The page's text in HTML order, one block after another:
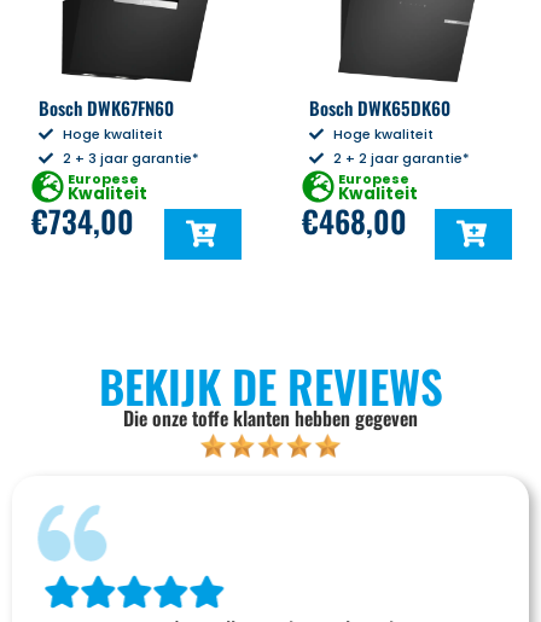
Bosch DWK67FN60
Hoge kwaliteit
2 + 3 jaar garantie*
Europese
Kwaliteit
€734,00
Bosch DWK65DK60
Hoge kwaliteit
2 + 2 jaar garantie*
Europese
Kwaliteit
€468,00
BEKIJK DE REVIEWS
Die onze toffe klanten hebben gegeven